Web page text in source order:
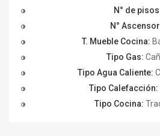
N° de
N°
T. Mueble Cocina:
Tipo Gas:
Tipo Agua Caliente:
Tipo Calefacción:
Tipo Cocina: